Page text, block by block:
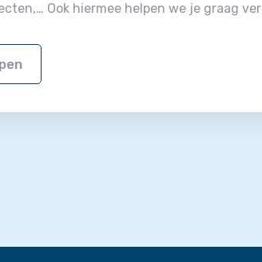
Ook hiermee helpen we je graag